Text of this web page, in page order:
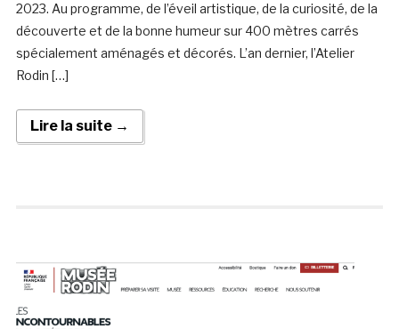
2023. Au programme, de l’éveil artistique, de la curiosité, de la
découverte et de la bonne humeur sur 400 mètres carrés
spécialement aménagés et décorés. L’an dernier, l’Atelier
Rodin […]
Lire la suite →